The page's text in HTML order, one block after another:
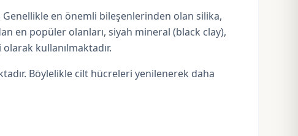
Genellikle en önemli bileşenlerinden olan silika,
en popüler olanları, siyah mineral (black clay),
kullanılmaktadır.
Böylelikle cilt hücreleri yenilenerek daha